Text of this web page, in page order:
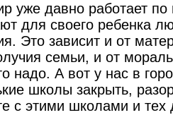
уже давно работает по
для своего ребенка
Это зависит и от
семьи, и от
надо. А вот у нас в
школы закрыть,
с этими школами и тех